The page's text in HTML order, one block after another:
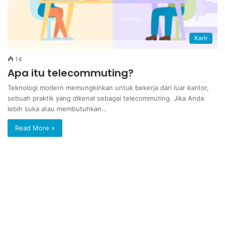
Karir
14
Apa itu telecommuting?
Teknologi modern memungkinkan untuk bekerja dari luar kantor,
sebuah praktik yang dikenal sebagai telecommuting. Jika Anda
lebih suka atau membutuhkan…
Read More »